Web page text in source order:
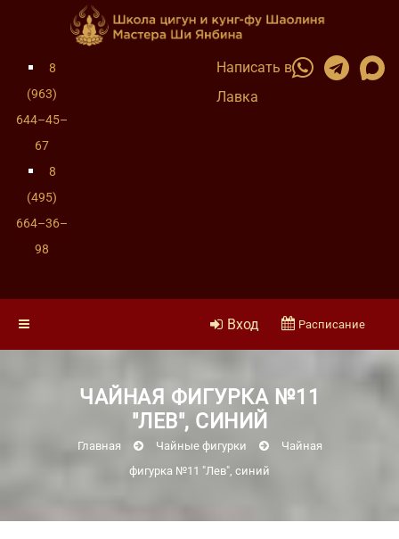
8
(963)
644–45–
67
8
(495)
664–36–
98
Написать в
Лавка
Вход Расписание
ЧАЙНАЯ ФИГУРКА №11
"ЛЕВ", СИНИЙ
Главная Чайные фигурки
Чайная
фигурка №11 "Лев", синий